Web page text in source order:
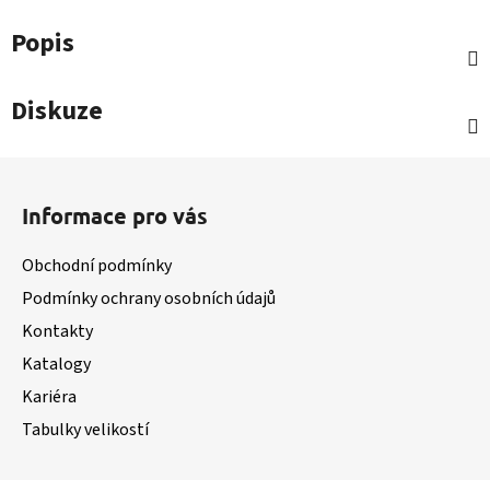
Popis
Diskuze
Informace pro vás
Obchodní podmínky
Podmínky ochrany osobních údajů
Kontakty
Katalogy
Kariéra
Tabulky velikostí